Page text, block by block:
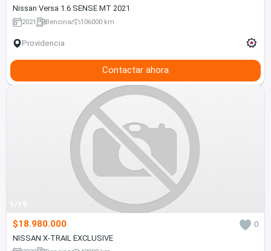
Nissan Versa 1.6 SENSE MT 2021
2021 Bencina 106000 km
Providencia
Contactar ahora
1/19
$18.980.000
0
NISSAN X-TRAIL EXCLUSIVE